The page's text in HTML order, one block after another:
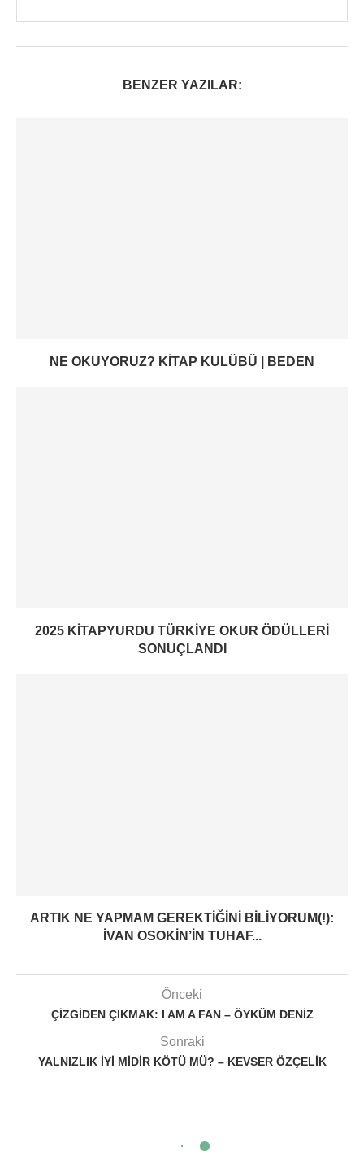
BENZER YAZILAR:
NE OKUYORUZ? KITAP KULÜBÜ | BEDEN
2025 KITAPYURDU TÜRKIYE OKUR ÖDÜLLERI
SONUÇLANDI
ARTIK NE YAPMAM GEREKTIĞINI BILIYORUM(!):
İVAN OSOKIN’IN TUHAF...
Önceki
ÇIZGIDEN ÇIKMAK: I AM A FAN – ÖYKÜM DENIZ
Sonraki
YALNIZLIK IYI MIDIR KÖTÜ MÜ? – KEVSER ÖZÇELIK